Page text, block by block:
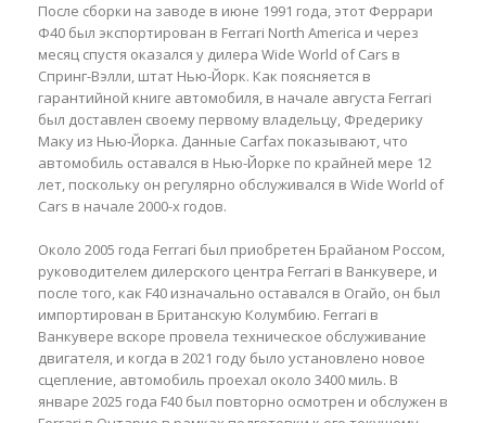
После сборки на заводе в июне 1991 года, этот Феррари
Ф40 был экспортирован в Ferrari North America и через
месяц спустя оказался у дилера Wide World of Cars в
Спринг-Вэлли, штат Нью-Йорк. Как поясняется в
гарантийной книге автомобиля, в начале августа Ferrari
был доставлен своему первому владельцу, Фредерику
Маку из Нью-Йорка. Данные Carfax показывают, что
автомобиль оставался в Нью-Йорке по крайней мере 12
лет, поскольку он регулярно обслуживался в Wide World of
Cars в начале 2000-х годов.
Около 2005 года Ferrari был приобретен Брайаном Россом,
руководителем дилерского центра Ferrari в Ванкувере, и
после того, как F40 изначально оставался в Огайо, он был
импортирован в Британскую Колумбию. Ferrari в
Ванкувере вскоре провела техническое обслуживание
двигателя, и когда в 2021 году было установлено новое
сцепление, автомобиль проехал около 3400 миль. В
январе 2025 года F40 был повторно осмотрен и обслужен в